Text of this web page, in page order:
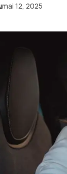
mai 12, 2025